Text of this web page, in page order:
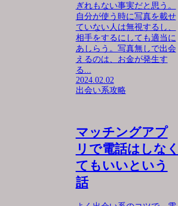
ぎれもない事実だと思う。
自分が使う時に写真を載せ
ていない人は無視するし、
相手をするにしても適当に
あしらう。写真無しで出会
えるのは、お金が発生す
る...
2024.02.02
出会い系攻略
マッチングアプ
リで電話はしなく
てもいいという
話